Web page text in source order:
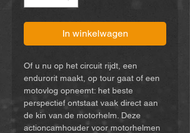
In winkelwagen
Of u nu op het circuit rijdt, een
endurorit maakt, op tour gaat of een
motovlog opneemt: het beste
perspectief ontstaat vaak direct aan
de kin van de motorhelm. Deze
actioncamhouder voor motorhelmen